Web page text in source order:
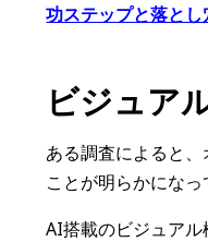
功ステップと落と
ビジュア
ある調査によると
ことが明らかにな
AI搭載のビジュア